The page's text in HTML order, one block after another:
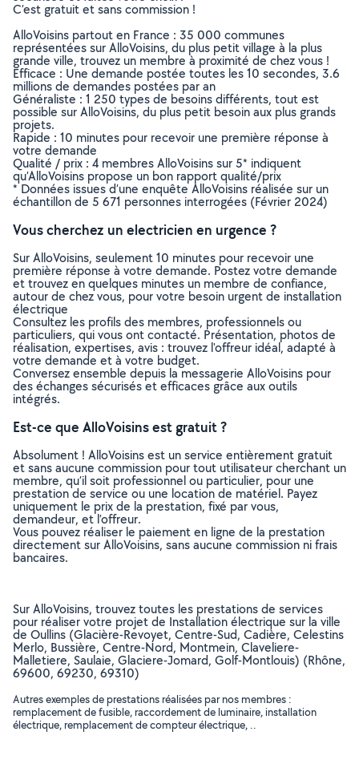
C’est gratuit et sans commission !
AlloVoisins partout en France : 35 000 communes
représentées sur AlloVoisins, du plus petit village à la plus
grande ville, trouvez un membre à proximité de chez vous !
Efficace : Une demande postée toutes les 10 secondes, 3.6
millions de demandes postées par an
Généraliste : 1 250 types de besoins différents, tout est
possible sur AlloVoisins, du plus petit besoin aux plus grands
projets.
Rapide : 10 minutes pour recevoir une première réponse à
votre demande
Qualité / prix : 4 membres AlloVoisins sur 5* indiquent
qu’AlloVoisins propose un bon rapport qualité/prix
* Données issues d’une enquête AlloVoisins réalisée sur un
échantillon de 5 671 personnes interrogées (Février 2024)
Vous cherchez un electricien en urgence ?
Sur AlloVoisins, seulement 10 minutes pour recevoir une
première réponse à votre demande. Postez votre demande
et trouvez en quelques minutes un membre de confiance,
autour de chez vous, pour votre besoin urgent de installation
électrique
Consultez les profils des membres, professionnels ou
particuliers, qui vous ont contacté. Présentation, photos de
réalisation, expertises, avis : trouvez l'offreur idéal, adapté à
votre demande et à votre budget.
Conversez ensemble depuis la messagerie AlloVoisins pour
des échanges sécurisés et efficaces grâce aux outils
intégrés.
Est-ce que AlloVoisins est gratuit ?
Absolument ! AlloVoisins est un service entièrement gratuit
et sans aucune commission pour tout utilisateur cherchant un
membre, qu’il soit professionnel ou particulier, pour une
prestation de service ou une location de matériel. Payez
uniquement le prix de la prestation, fixé par vous,
demandeur, et l’offreur.
Vous pouvez réaliser le paiement en ligne de la prestation
directement sur AlloVoisins, sans aucune commission ni frais
bancaires.
Sur AlloVoisins, trouvez toutes les prestations de services
pour réaliser votre projet de Installation électrique sur la ville
de Oullins (Glacière-Revoyet, Centre-Sud, Cadière, Celestins
Merlo, Bussière, Centre-Nord, Montmein, Claveliere-
Malletiere, Saulaie, Glaciere-Jomard, Golf-Montlouis) (Rhône,
69600, 69230, 69310)
Autres exemples de prestations réalisées par nos membres :
remplacement de fusible, raccordement de luminaire, installation
électrique, remplacement de compteur électrique, ..